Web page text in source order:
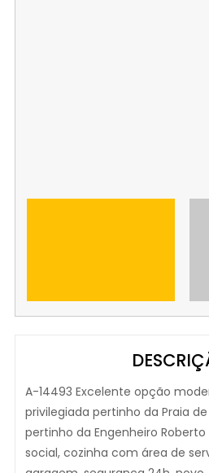
A-14493 Excelente opção
privilegiada pertinho da Praia
pertinho da Engenheiro
social, cozinha com área de